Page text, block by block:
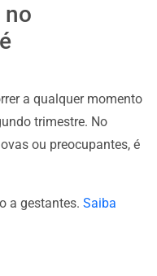
no
a qualquer momento
trimestre. No
ou preocupantes, é
a gestantes. Saiba